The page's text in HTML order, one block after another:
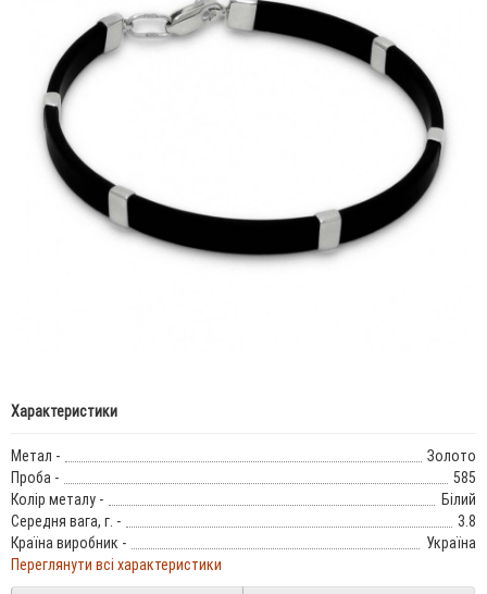
Характеристики
Метал -
Золото
Проба -
585
Колір металу -
Білий
Середня вага, г. -
3.8
Країна виробник -
Україна
Переглянути всі характеристики